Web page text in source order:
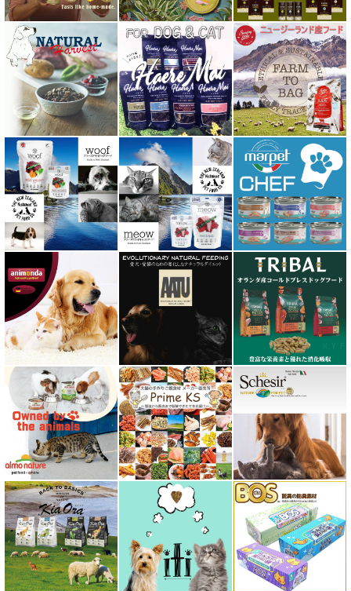
バリアサプリ
Haere Mai ハレマエ
阪急ハロードッグ
プロバイオデンタルPet
ビィ・ナチュラル be-NatuRal
ヒマラヤ ドッグ チーズ チュウ
ファープラスト 歯みがきガム
フィッシュ4 ペットフード正規品
フィールドエイト
フォルツァ10 FORZA10
プライムケイズ さかい企画
ブリスミックス BLISMIX
プレスティージ PRESTIGE
プロデン ProDen
ベイリーコー Bailey+Co
ベッツソリューション VetSolution
ベッツラボ Vets Labo